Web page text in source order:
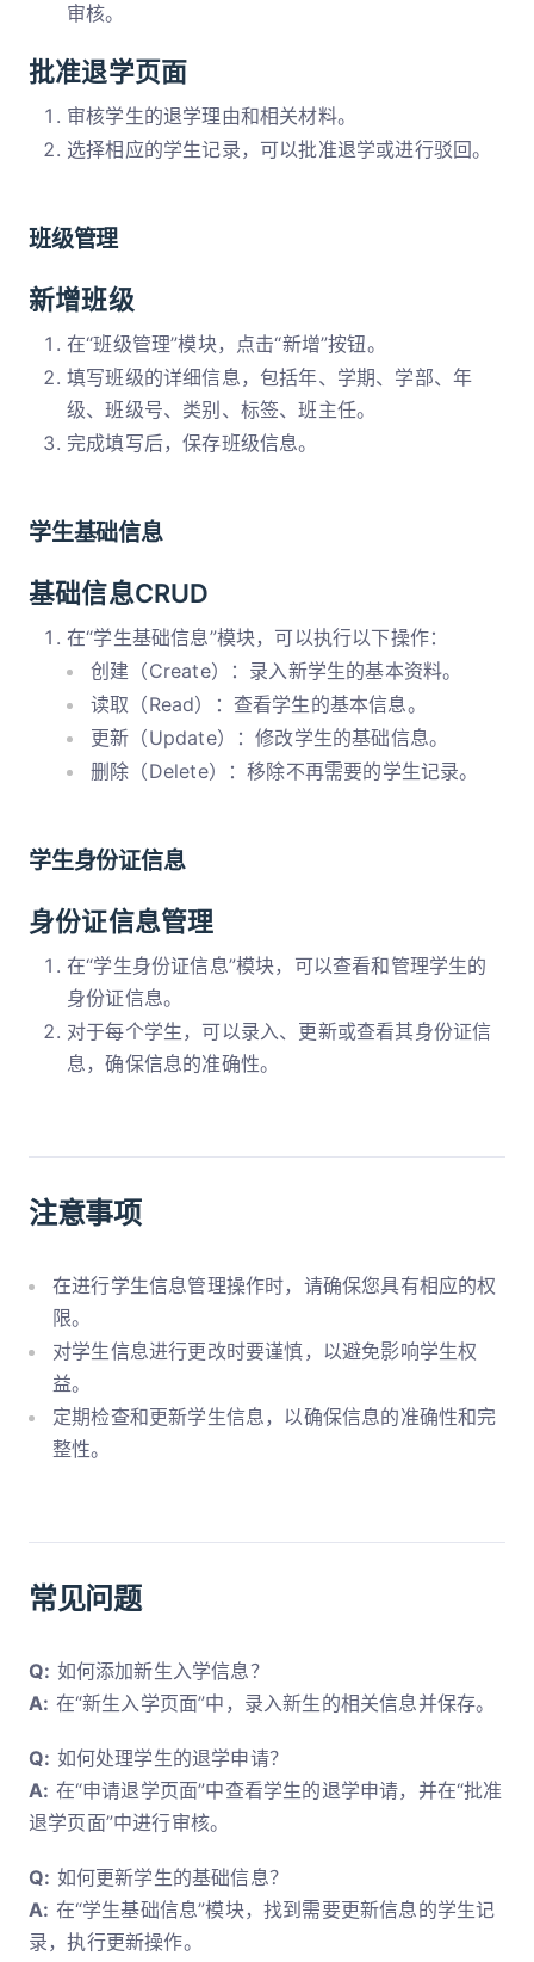
审核。
批准退学页面
审核学生的退学理由和相关材料。
选择相应的学生记录，可以批准退学或进行驳回。
班级管理
新增班级
在“班级管理”模块，点击“新增”按钮。
填写班级的详细信息，包括年、学期、学部、年
级、班级号、类别、标签、班主任。
完成填写后，保存班级信息。
学生基础信息
基础信息CRUD
在“学生基础信息”模块，可以执行以下操作：
创建（Create）：录入新学生的基本资料。
读取（Read）：查看学生的基本信息。
更新（Update）：修改学生的基础信息。
删除（Delete）：移除不再需要的学生记录。
学生身份证信息
身份证信息管理
在“学生身份证信息”模块，可以查看和管理学生的
身份证信息。
对于每个学生，可以录入、更新或查看其身份证信
息，确保信息的准确性。
注意事项
在进行学生信息管理操作时，请确保您具有相应的权
限。
对学生信息进行更改时要谨慎，以避免影响学生权
益。
定期检查和更新学生信息，以确保信息的准确性和完
整性。
常见问题
Q: 如何添加新生入学信息？
A: 在“新生入学页面”中，录入新生的相关信息并保存。
Q: 如何处理学生的退学申请？
A: 在“申请退学页面”中查看学生的退学申请，并在“批准
退学页面”中进行审核。
Q: 如何更新学生的基础信息？
A: 在“学生基础信息”模块，找到需要更新信息的学生记
录，执行更新操作。